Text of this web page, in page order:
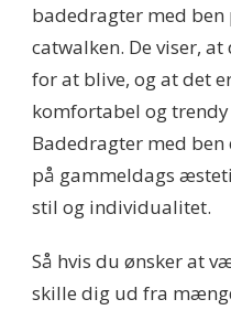
badedragter med ben
catwalken. De viser,
for at blive, og at det
komfortabel og
Badedragter med
på gammeldags
stil og individualitet.
Så hvis du ønsker at
skille dig ud fra